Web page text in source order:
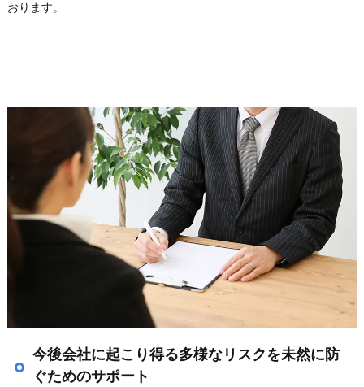
おります。
今後会社に起こり得る多様なリスクを未然に防
ぐためのサポート